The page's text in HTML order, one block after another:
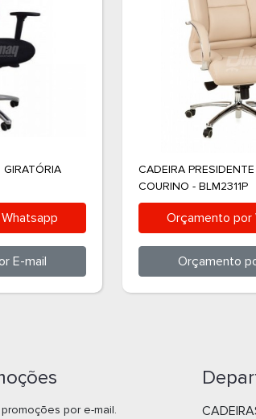
GIRATÓRIA
E-mail
CADEIRA
COURINO - BLM2311P
Orçamento por
Orçamento
por e-mail.